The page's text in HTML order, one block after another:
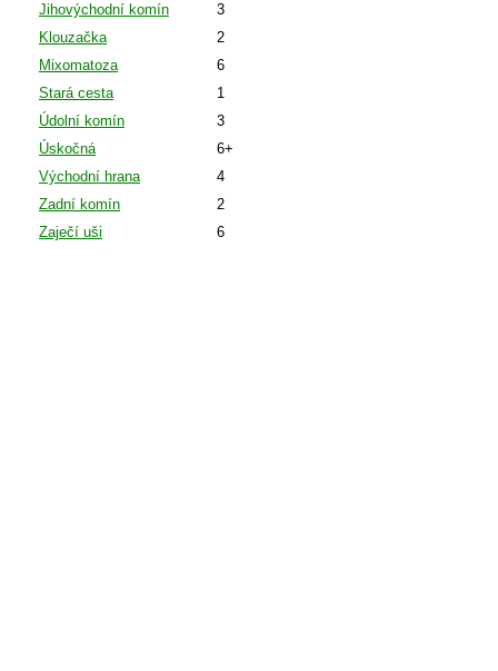
Jihovýchodní komín
3
Klouzačka
2
Mixomatoza
6
Stará cesta
1
Údolní komín
3
Úskočná
6+
Východní hrana
4
Zadní komín
2
Zaječí uši
6